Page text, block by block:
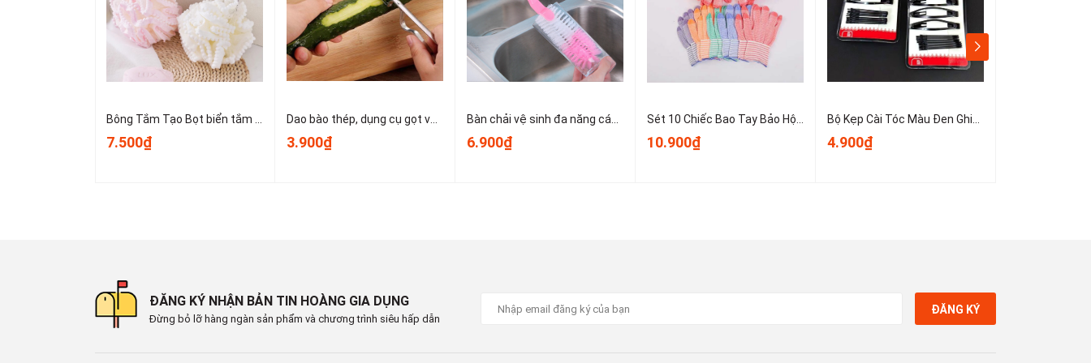
- Làm sạch các bề mặt sàn gạch, nhà tắm, lavabo, bồn rửa, kẽ gạch...
- Hữu ích trong việc vệ sinh nhà cửa định kỳ và xử lý các khu vực bám bẩn lâu ngày
4. Hướng dẫn sử dụng
- Không dùng để cọ vật sắc nhọn gây tổn hại đến lông bàn chải
Bông Tắm Tạo Bọt biển tắm lớn, bọt biển tắm cao cấp không bị lan rộng, siêu mềm và dễ tạo bọt A3553
7.500₫
Dao bào thép, dụng cụ gọt vỏ kim loại, dụng cụ gọt vỏ trái cây và rau củ nhỏ gọn dễ sử dụng T1243
3.900₫
Bàn chải vệ sinh đa năng cán dài dùng để vệ sinh nồi, cốc, tách trà, bình giữ nhiệt, bình sữa trẻ em A1934
6.900₫
Sét 10 Chiếc Bao Tay Bảo Hộ Lao Động ,Găng tay đan sọc nhiều màu, găng tay làm việc, găng tay len A0331
10.900₫
Bộ Kẹp Cài Tóc Màu Đen Ghim Bên Gọn Gàng, Kẹp Tóc Nữ Kẹp Mini Cố Định Tóc Không Trơn Trượt T1123
4.900₫
ĐĂNG KÝ NHẬN BẢN TIN HOÀNG GIA DỤNG
Đừng bỏ lỡ hàng ngàn sản phẩm và chương trình siêu hấp dẫn
ĐĂNG KÝ